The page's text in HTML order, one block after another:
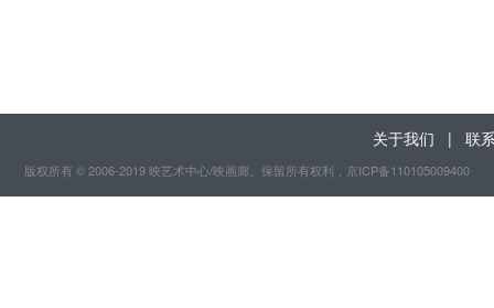
关于我们 | 联
版权所有 © 2006-2019 映艺术中心/映画廊。保留所有权利 ，京ICP备110105009400